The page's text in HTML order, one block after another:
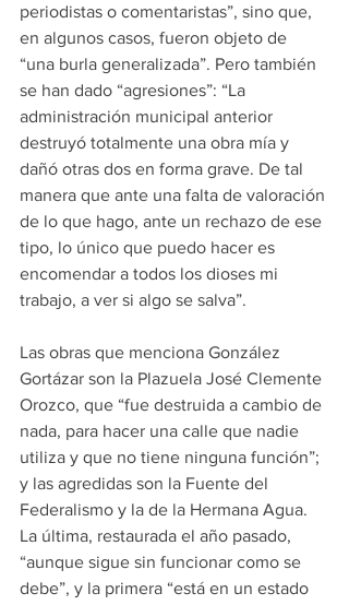
periodistas o comentaristas”, sino que,
en algunos casos, fueron objeto de
“una burla generalizada”. Pero también
se han dado “agresiones”: “La
administración municipal anterior
destruyó totalmente una obra mía y
dañó otras dos en forma grave. De tal
manera que ante una falta de valoración
de lo que hago, ante un rechazo de ese
tipo, lo único que puedo hacer es
encomendar a todos los dioses mi
trabajo, a ver si algo se salva”.
Las obras que menciona González
Gortázar son la Plazuela José Clemente
Orozco, que “fue destruida a cambio de
nada, para hacer una calle que nadie
utiliza y que no tiene ninguna función”;
y las agredidas son la Fuente del
Federalismo y la de la Hermana Agua.
La última, restaurada el año pasado,
“aunque sigue sin funcionar como se
debe”, y la primera “está en un estado